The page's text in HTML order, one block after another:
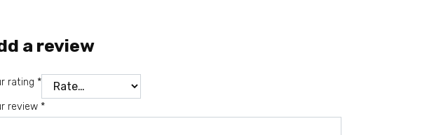
a review
rating *
review *